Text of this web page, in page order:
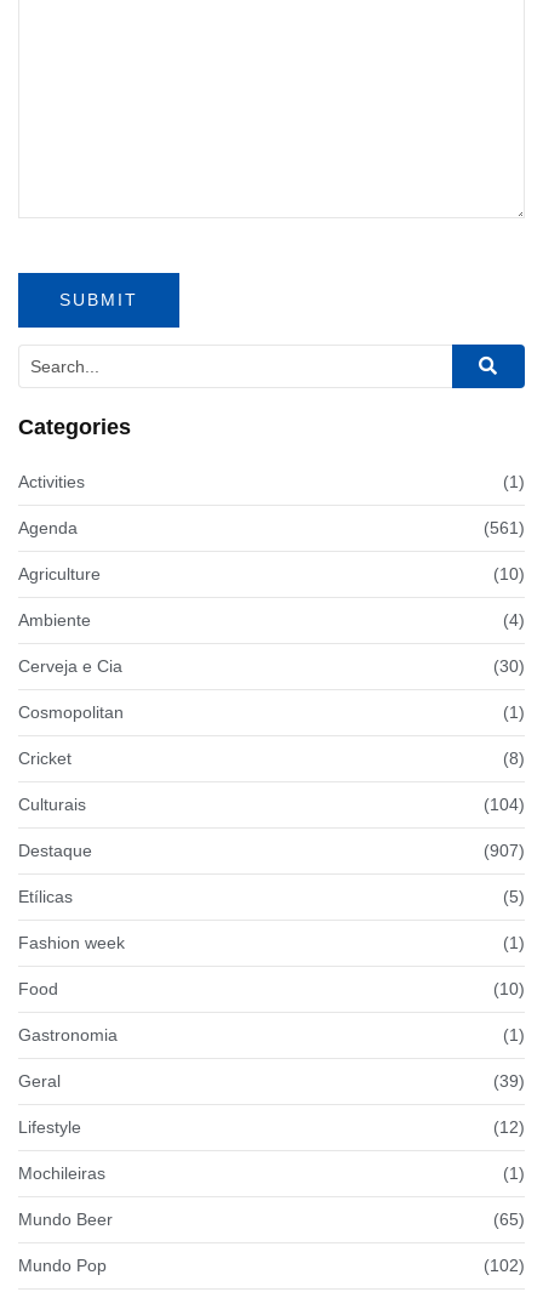
Categories
Activities (1)
Agenda (561)
Agriculture (10)
Ambiente (4)
Cerveja e Cia (30)
Cosmopolitan (1)
Cricket (8)
Culturais (104)
Destaque (907)
Etílicas (5)
Fashion week (1)
Food (10)
Gastronomia (1)
Geral (39)
Lifestyle (12)
Mochileiras (1)
Mundo Beer (65)
Mundo Pop (102)